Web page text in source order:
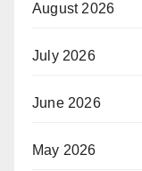
August 2026
July 2026
June 2026
May 2026